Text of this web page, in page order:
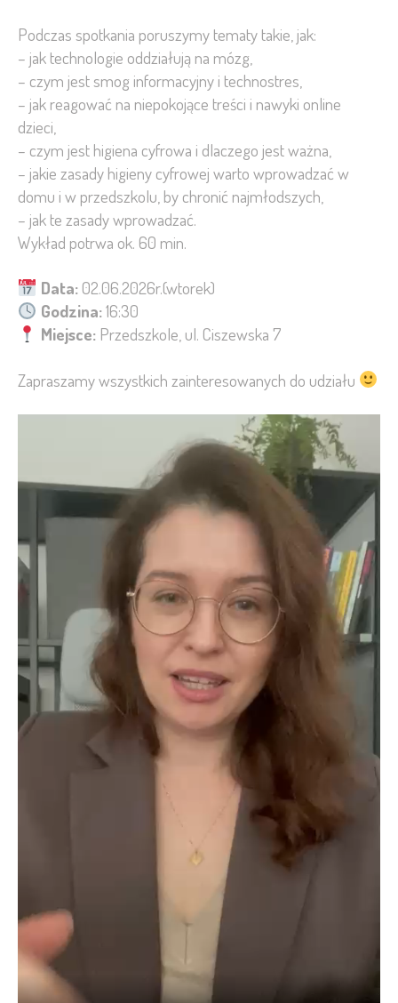
Podczas spotkania poruszymy tematy takie, jak:
– jak technologie oddziałują na mózg,
– czym jest smog informacyjny i technostres,
– jak reagować na niepokojące treści i nawyki online
dzieci,
– czym jest higiena cyfrowa i dlaczego jest ważna,
– jakie zasady higieny cyfrowej warto wprowadzać w
domu i w przedszkolu, by chronić najmłodszych,
– jak te zasady wprowadzać.
Wykład potrwa ok. 60 min.
Data:02.06.2026r.(wtorek)
Godzina:16:30
Miejsce:Przedszkole, ul. Ciszewska 7
Zapraszamy wszystkich zainteresowanych do udziału